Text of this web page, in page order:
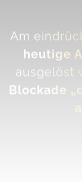
Am
heutige
ausgelöst
Blockade